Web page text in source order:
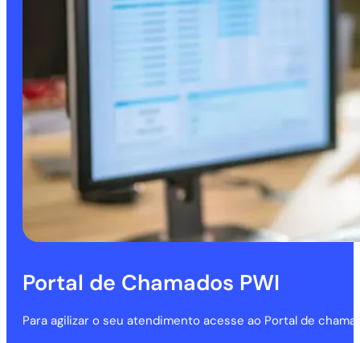
Portal de Chamados PWI
Para agilizar o seu atendimento acesse ao Portal de